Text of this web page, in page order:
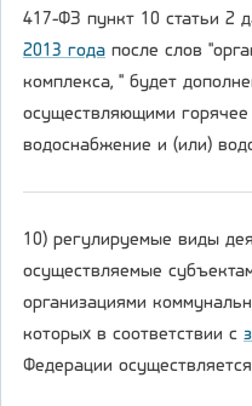
417-ФЗ пункт 10 статьи 2
2013 года после слов
комплекса, " будет
осуществляющими
водоснабжение и (или)
10) регулируемые виды
осуществляемые
организациями
которых в соответствии с
Федерации